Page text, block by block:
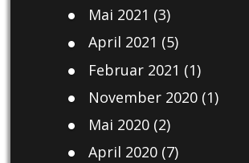
Mai 2021 (3)
April 2021 (5)
Februar 2021 (1)
November 2020(1)
Mai 2020(2)
April 2020(7)